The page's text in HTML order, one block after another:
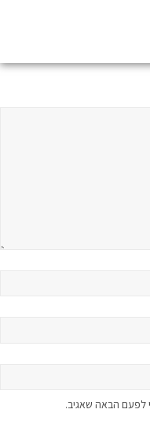
לפעם הבאה שאגיב.